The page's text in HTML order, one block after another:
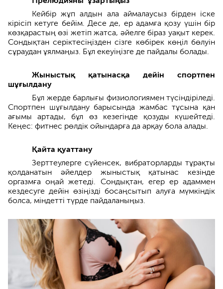
Кейбір жұп алдын ала аймалаусыз бірден іске
кірісіп кетуге бейім. Десе де, ер адамға қозу үшін бір
көзқарастың өзі жетіп жатса, әйелге біраз уақыт керек.
Сондықтан серіктесіңізден сізге көбірек көңіл бөлуін
сұраудан ұялмаңыз. Бұл екеуіңізге де пайдалы болады.
Жыныстық қатынасқа дейін спортпен
шұғылдану
Бұл жерде барлығы физиологиямен түсіндіріледі.
Спортпен шұғылдану барысында жамбас тұсына қан
ағымы артады, бұл өз кезегінде қозуды күшейтеді.
Кеңес: фитнес рөлдік ойындарға да арқау бола алады.
Қайта қуаттану
Зерттеулерге сүйенсек, вибраторларды тұрақты
қолданатын әйелдер жыныстық қатынас кезінде
оргазмға оңай жетеді. Сондықтан, егер ер адаммен
кездесуге дейін өзіңізді босаңсытып алуға мүмкіндік
болса, міндетті түрде пайдаланыңыз.